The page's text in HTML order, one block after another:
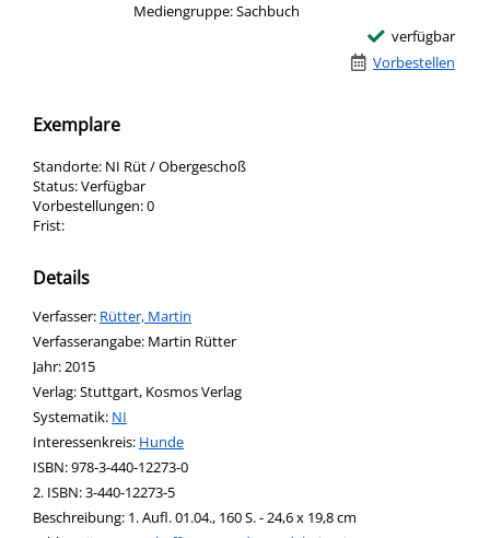
Mediengruppe:Sachbuch
verfügbar
Vorbestellen
Exemplare
Standorte: NI Rüt / Obergeschoß
Status:Verfügbar
Vorbestellungen:0
Frist:
Details
Verfasser: Suche nach diesem Verfasser
Rütter, Martin
Verfasserangabe: Martin Rütter
Jahr:2015
Verlag:Stuttgart, Kosmos Verlag
opens in new tab
Diesen Link in neuem Tab öffnen
Systematik: Suche nach dieser Systematik
NI
Interessenkreis: Suche nach diesem Interessenskreis
Hunde
ISBN:978-3-440-12273-0
2. ISBN:3-440-12273-5
Beschreibung: 1. Aufl. 01.04., 160 S. - 24,6 x 19,8 cm